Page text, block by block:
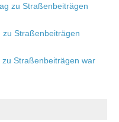
zu Straßenbeiträgen
zu Straßenbeiträgen
zu Straßenbeiträgen war